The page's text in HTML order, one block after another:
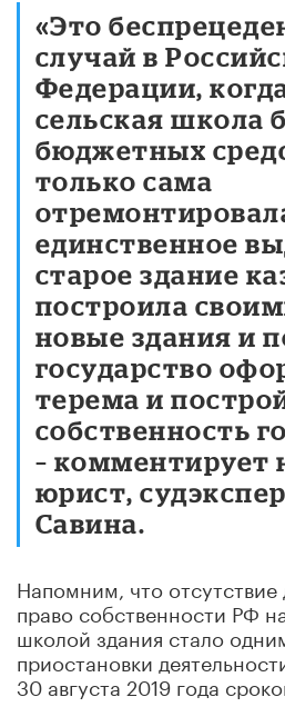
«Это
случай в
Федерации,
сельская школа
бюджетных
только сама
единственное
старое здание
построила
новые здания и
государство
терема и
собственность
– комментирует
юрист,
Савина.
Напомним, что отсутствие
право собственности РФ
школой здания стало
приостановки
30 августа 2019 года